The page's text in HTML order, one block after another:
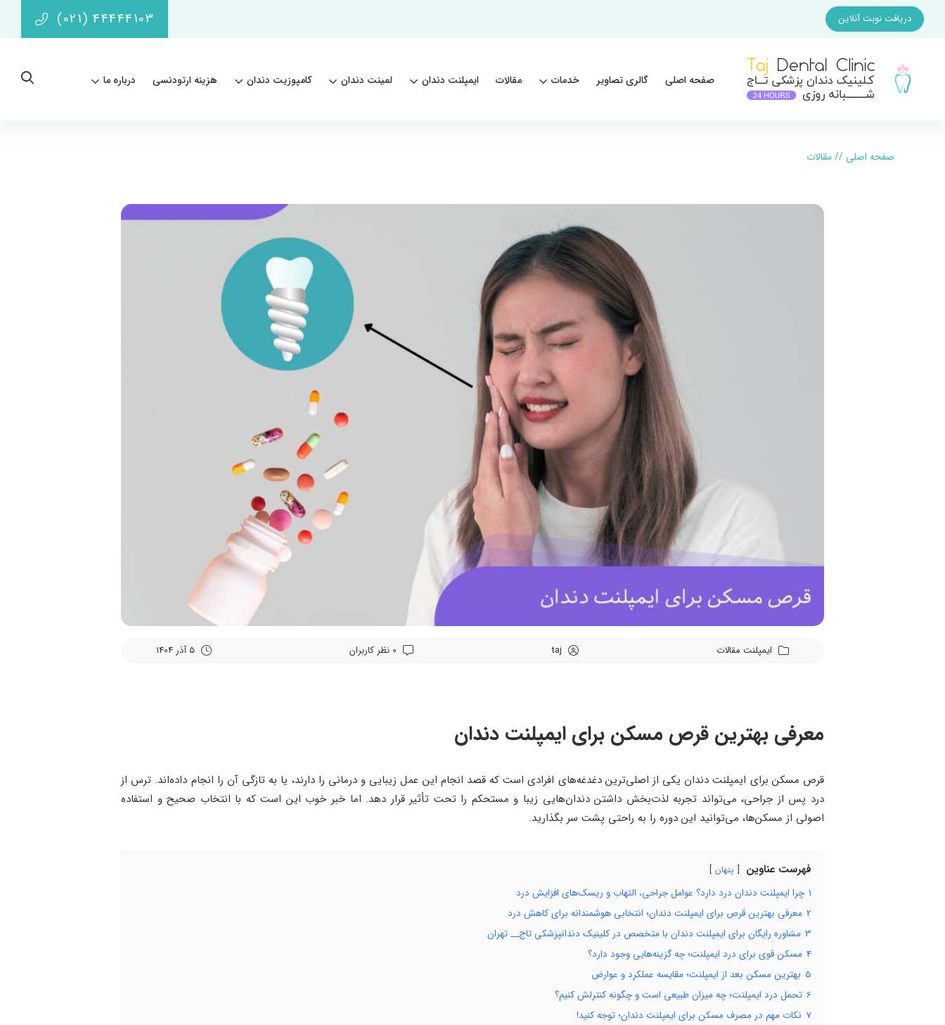
دریافت نوبت آنلاین (021) 44444103
صفحه اصلی گالری تصاویر خدمات مقالات ایمپلنت دندان لمینت دندان کامپوزیت دندان هزینه ارتودنسی درباره ما
صفحه اصلی //مقالات
ایمپلنت مقالات taj
معرفی بهترین قرص مسکن برای ایمپلنت دندان
قرص مسکن برای ایمپلنت دندان یکی از اصلی‌ترین دغدغه‌های افرادی است که قصد انجام این عمل زیبایی و درمانی را دارند، یا به تازگی آن را انجام داده‌اند. ترس از
درد پس از جراحی، می‌تواند تجربه لذت‌بخش داشتن دندان‌هایی زیبا و مستحکم را تحت تأثیر قرار دهد. اما خبر خوب این است که با انتخاب صحیح و استفاده
اصولی از مسکن‌ها، می‌توانید این دوره را به راحتی پشت سر بگذارید.
فهرست عناوین پنهان
1 چرا ایمپلنت دندان درد دارد؟ عوامل جراحی، التهاب و ریسک‌های افزایش درد
2 معرفی بهترین قرص برای ایمپلنت دندان؛ انتخابی هوشمندانه برای کاهش درد
3 مشاوره رایگان برای ایمپلنت دندان با متخصص در کلینیک دندانپزشکی تاج__ تهران
4 مسکن قوی برای درد ایمپلنت؛ چه گزینه‌هایی وجود دارد؟
5 بهترین مسکن بعد از ایمپلنت؛ مقایسه عملکرد و عوارض
6 تحمل درد ایمپلنت؛ چه میزان طبیعی است و چگونه کنترلش کنیم؟
7 نکات مهم در مصرف مسکن برای ایمپلنت دندان؛ توجه کنید!